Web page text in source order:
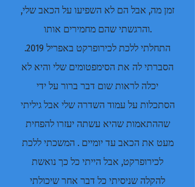
זמן מה, אבל הם לא השפיעו על הכאב שלי,
והרגשתי שהם מחמירים אותו.
התחלתי ללכת לכירופרקט באפריל 2019.
הסברתי לה את הסימפטומים שלי והיא לא
יכלה לראות שום דבר ברור על ידי
הסתכלות על עמוד השדרה שלי אבל גיליתי
שההתאמות שהיא עשתה יעזרו להפחית
מעט את הכאב עד יומיים . המשכתי ללכת
לכירופרקט, אבל הייתי כל כך נואשת
להקלה שניסיתי כל דבר אחר שיכולתי